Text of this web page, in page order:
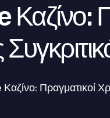
Πραγματικοί